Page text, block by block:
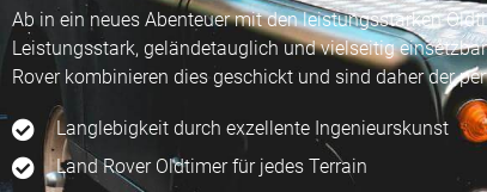
Ab in ein neues Abenteuer mit den leistungsstarken
Leistungsstark, geländetauglich und vielseitig
Rover kombinieren dies geschickt und sind daher der
Langlebigkeit durch exzellente Ingenieurskunst
Land Rover Oldtimer für jedes Terrain